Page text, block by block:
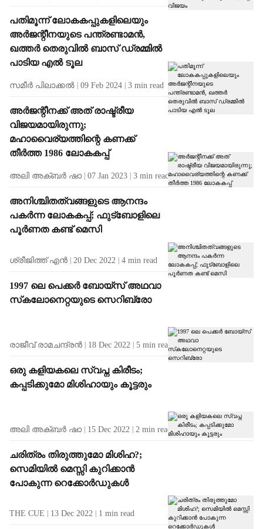
പതിമൂന്ന് ലോകകപ്പുകളിലെയും
അർജന്റീനയുടെ പന്ത്രണ്ടാമൻ,
ഖത്തർ തെരുവിൽ ബാസ് ഡ്രമ്മിൽ
പാടിയ എൽ ടൂല
സമീർ പിലാക്കൽ 09 Feb 2024 3 min read
അർജന്റീനക്ക് അത് രാഷ്ട്രീയ
വിജയമായിരുന്നു;
മഹാവൈര്യത്തിന്റെ കണക്ക്
തീർത്ത 1986 ലോകകപ്പ്
അലി അക്ബർ ഷാ 07 Jan 2023 3 min read
അനിശ്ചിതത്വങ്ങളുടെ ആനന്ദം
പകർന്ന ലോകകപ്പ്; ഫുട്ബോളിലെ
പൂർണത കണ്ട് മെസി
ശ്രീജിത്ത് എൻ 20 Dec 2022 4 min read
1997 ലെ പെക്കര്‍ ബോയ്സ് അഥവാ
സ്‌കലോനെറ്റയുടെ സെറിബ്രോ
രാജീവ് രാമചന്ദ്രൻ 18 Dec 2022 5 min read
ഒരു കളിയകലെ സ്വപ്ന കിരീടം;
കപ്പടിക്കുമോ മിശിഹായും കൂട്ടരും
അലി അക്ബർ ഷാ 15 Dec 2022 2 min read
ചരിത്രം തിരുത്തുമോ മിശിഹ?;
സെമിയില്‍ മെസ്സി കുറിക്കാന്‍
പോകുന്ന റെക്കോര്‍ഡുകള്‍
THE CUE 13 Dec 2022 1 min read